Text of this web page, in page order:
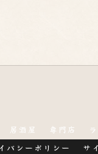
居酒屋 専門店
バシーポリシー サ